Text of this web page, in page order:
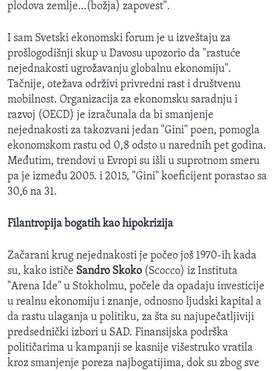
plodova zemlje…(božja) zapovest".
I sam Svetski ekonomski forum je u izveštaju za
prošlogodišnji skup u Davosu upozorio da "rastuće
nejednakosti ugrožavanju globalnu ekonomiju".
Tačnije, otežava održivi privredni rast i društvenu
mobilnost. Organizacija za ekonomsku saradnju i
razvoj (OECD) je izračunala da bi smanjenje
nejednakosti za takozvani jedan "Gini" poen, pomogla
ekonomskom rastu od 0,8 odsto u narednih pet godina.
Međutim, trendovi u Evropi su išli u suprotnom smeru
pa je između 2005. i 2015, "Gini" koeficijent porastao sa
30,6 na 31.
Filantropija bogatih kao hipokrizija
Začarani krug nejednakosti je počeo još 1970-ih kada
su, kako ističe Sandro Skoko (Scocco) iz Instituta
"Arena Ide" u Stokholmu, počele da opadaju investicije
u realnu ekonomiju i znanje, odnosno ljudski kapital a
da rastu ulaganja u politiku, za šta su najupečatljiviji
predsednički izbori u SAD. Finansijska podrška
političarima u kampanji se kasnije višestruko vratila
kroz smanjenje poreza najbogatijima, dok su zbog sve